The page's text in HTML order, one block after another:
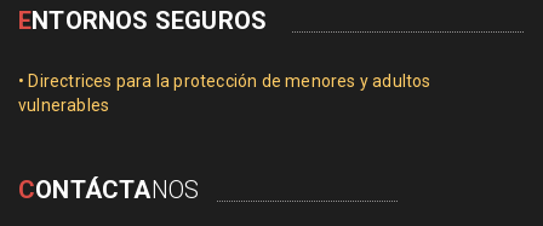
ENTORNOS SEGUROS
• Directrices para la protección de menores y adultos
vulnerables
CONTÁCTANOS